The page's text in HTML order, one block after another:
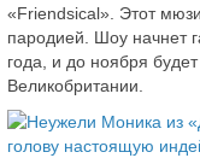
«Friendsical». Этот
пародией. Шоу начнет
года, и до ноября
Великобритании.